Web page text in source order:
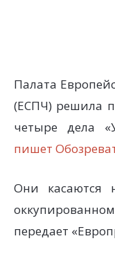
Палата
(ЕСПЧ) решила
четыре дела
пишет
Они касаются
передает